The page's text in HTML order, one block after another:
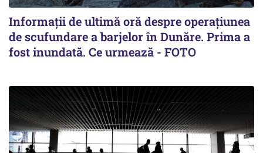
Informații de ultimă oră despre operațiunea
de scufundare a barjelor în Dunăre. Prima a
fost inundată. Ce urmează - FOTO